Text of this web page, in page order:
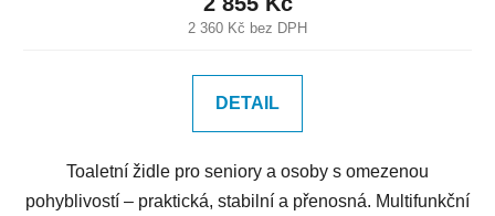
2 360 Kč bez DPH
DETAIL
Toaletní židle pro seniory a osoby s omezenou
pohyblivostí – praktická, stabilní a přenosná. Multifunkční